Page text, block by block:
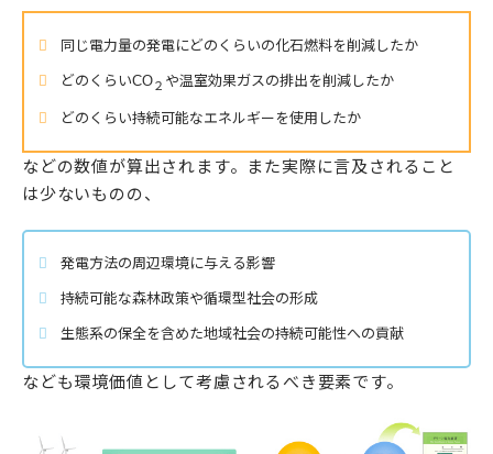
同じ電力量の発電にどのくらいの化石燃料を削減したか
どのくらいCO２ や温室効果ガスの排出を削減したか
どのくらい持続可能なエネルギーを使用したか
などの数値が算出されます。また実際に言及されること
は少ないものの、
発電方法の周辺環境に与える影響
持続可能な森林政策や循環型社会の形成
生態系の保全を含めた地域社会の持続可能性への貢献
なども環境価値として考慮されるべき要素です。